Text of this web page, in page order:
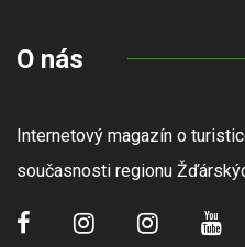
O nás
Internetový magazín o
současnosti regionu